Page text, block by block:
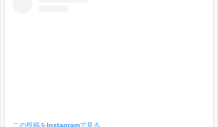
この投稿をInstagramで見る